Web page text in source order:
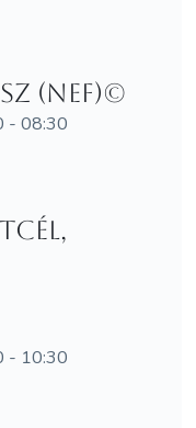
(NEF)©
- 08:30
- 10:30